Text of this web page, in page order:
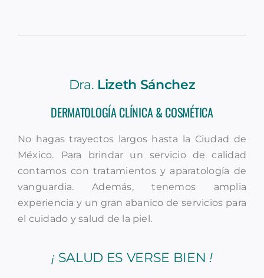
Dra. Lizeth Sánchez
DERMATOLOGÍA CLÍNICA & COSMÉTICA
No hagas trayectos largos hasta la Ciudad de
México.
Para brindar un servicio de calidad
contamos con tratamientos y aparatología de
vanguardia. Además, tenemos amplia
experiencia y un gran abanico de servicios para
el cuidado y salud de la piel.
¡ SALUD ES VERSE BIEN!